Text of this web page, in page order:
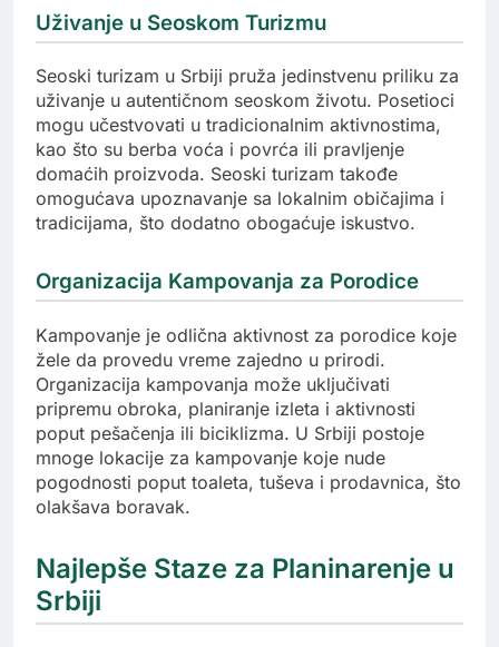
Uživanje u Seoskom Turizmu
Seoski turizam u Srbiji pruža jedinstvenu priliku za
uživanje u autentičnom seoskom životu. Posetioci
mogu učestvovati u tradicionalnim aktivnostima,
kao što su berba voća i povrća ili pravljenje
domaćih proizvoda. Seoski turizam takođe
omogućava upoznavanje sa lokalnim običajima i
tradicijama, što dodatno obogaćuje iskustvo.
Organizacija Kampovanja za Porodice
Kampovanje je odlična aktivnost za porodice koje
žele da provedu vreme zajedno u prirodi.
Organizacija kampovanja može uključivati
pripremu obroka, planiranje izleta i aktivnosti
poput pešačenja ili biciklizma. U Srbiji postoje
mnoge lokacije za kampovanje koje nude
pogodnosti poput toaleta, tuševa i prodavnica, što
olakšava boravak.
Najlepše Staze za Planinarenje u
Srbiji